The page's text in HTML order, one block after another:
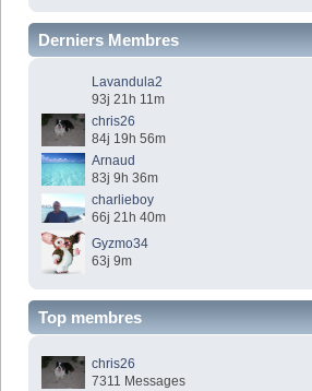
Derniers Membres
Lavandula2
93j 21h 11m
chris26
84j 19h 56m
Arnaud
83j 9h 36m
charlieboy
66j 21h 40m
Gyzmo34
63j 9m
Top membres
chris26
7311 Messages